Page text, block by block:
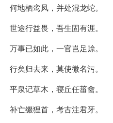
何地栖鸾凤，并处混龙蛇。
世途行益畏，吾生固有涯。
万事已如此，一官岂足赊。
行矣归去来，莫使微名污。
平泉记草木，寝丘任菑畬。
补亡缀狸首，考古注君牙。